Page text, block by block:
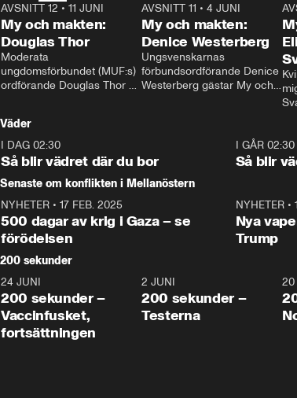
26:27
AVSNITT 12 • 11 JUNI
My och makten:
Douglas Thor
Moderata
ungdomsförbundet (MUF:s)
ordförande Douglas Thor
tonårsutvisningarna och hur
Moderaterna ska locka
väljare till valet i höst.
23:40
AVSNITT 11 •4 JUNI
My och makten:
Denice Westerberg
Ungsvenskarnas
förbundsordförande Denice
Westerberg gästar My och
Väder
I DAG 02:30
Så blir vädret där du bor
I GÅR 02:30
Så blir
Senaste om konflikten i Mellanöstern
NYHETER • 17 FEB. 2025
500 dagar av krig i Gaza – se
förödelsen
NYHETER•
Nya
Trump
200 sekunder
5:00
24 JUNI
200 sekunder –
Vaccinfusket,
fortsättningen
4:23
2 JUNI
200 sekunder –
Testerna
20